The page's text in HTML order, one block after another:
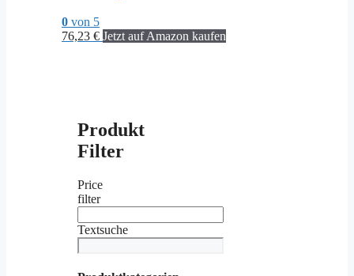
0 von 5
76,23 € Jetzt auf Amazon kaufen
Produkt
Filter
Price
filter
Textsuche